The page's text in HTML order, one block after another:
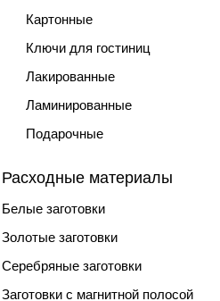
Картонные
Ключи для гостиниц
Лакированные
Ламинированные
Подарочные
Расходные материалы
Белые заготовки
Золотые заготовки
Серебряные заготовки
Заготовки с магнитной полосой